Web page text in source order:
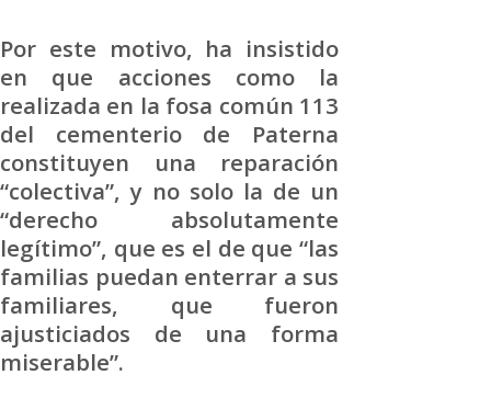
Por este motivo, ha insistido
en que acciones como la
realizada en la fosa común 113
del cementerio de Paterna
constituyen una reparación
“colectiva”, y no solo la de un
“derecho absolutamente
legítimo”, que es el de que “las
familias puedan enterrar a sus
familiares, que fueron
ajusticiados de una forma
miserable”.